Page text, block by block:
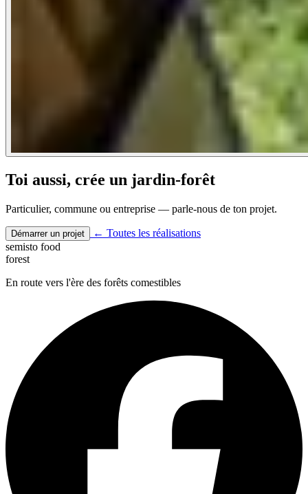
Toi aussi, crée un jardin-forêt
Particulier, commune ou entreprise — parle-nous de ton projet.
Démarrer un projet
← Toutes les réalisations
semisto food
forest
En route vers l'ère des forêts comestibles